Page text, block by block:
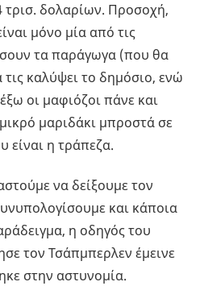
τρισ. δολαρίων. Προσοχή,
μόνο μία από τις
τα παράγωγα (που θα
καλύψει το δημόσιο, ενώ
οι μαφιόζοι πάνε και
μαριδάκι μπροστά σε
είναι η τράπεζα.
να δείξουμε τον
και κάποια
η οδηγός του
τον Τσάπμπερλεν έμεινε
στην αστυνομία.